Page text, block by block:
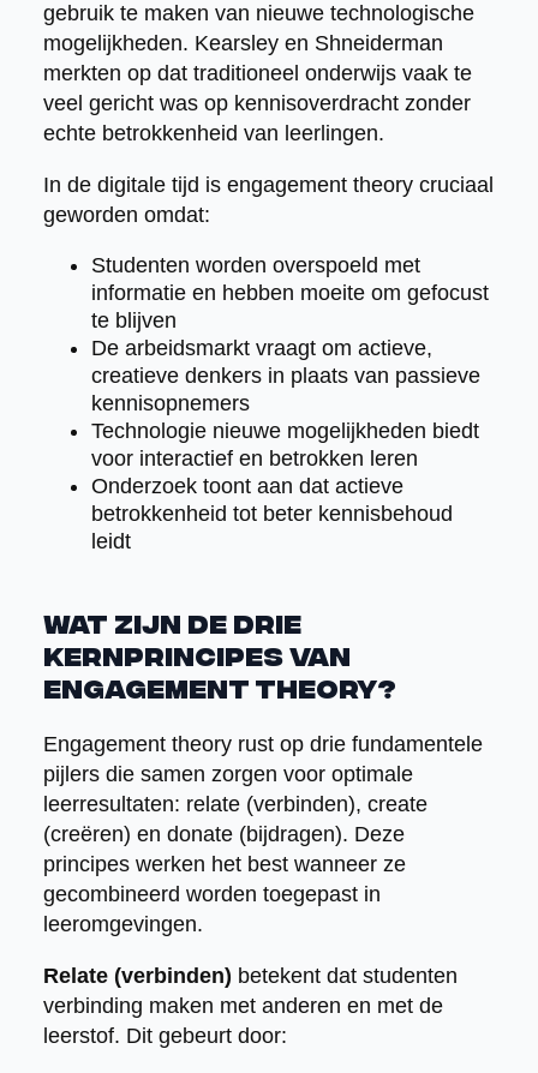
gebruik te maken van nieuwe technologische
mogelijkheden. Kearsley en Shneiderman
merkten op dat traditioneel onderwijs vaak te
veel gericht was op kennisoverdracht zonder
echte betrokkenheid van leerlingen.
In de digitale tijd is engagement theory cruciaal
geworden omdat:
Studenten worden overspoeld met
informatie en hebben moeite om gefocust
te blijven
De arbeidsmarkt vraagt om actieve,
creatieve denkers in plaats van passieve
kennisopnemers
Technologie nieuwe mogelijkheden biedt
voor interactief en betrokken leren
Onderzoek toont aan dat actieve
betrokkenheid tot beter kennisbehoud
leidt
Wat zijn de drie
kernprincipes van
engagement theory?
Engagement theory rust op drie fundamentele
pijlers die samen zorgen voor optimale
leerresultaten: relate (verbinden), create
(creëren) en donate (bijdragen). Deze
principes werken het best wanneer ze
gecombineerd worden toegepast in
leeromgevingen.
Relate (verbinden) betekent dat studenten
verbinding maken met anderen en met de
leerstof. Dit gebeurt door: